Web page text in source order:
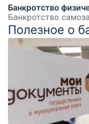
Банкротство
Банкротство
Полезное о